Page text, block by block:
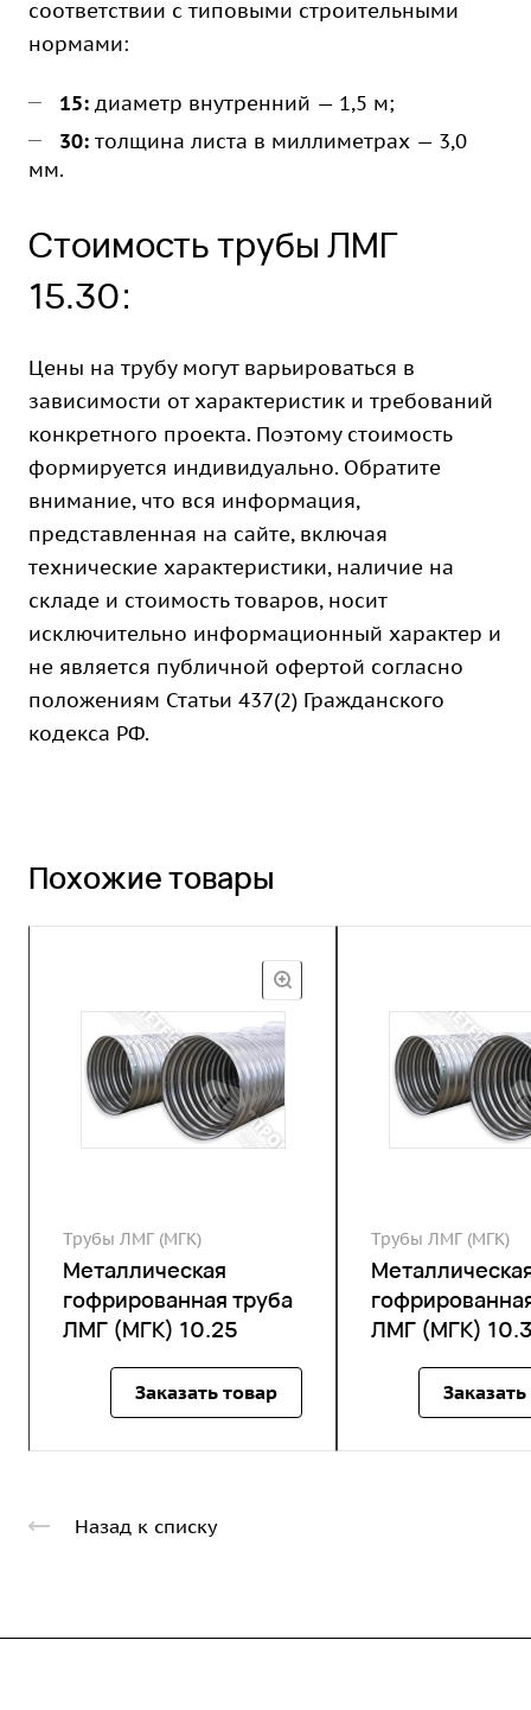
соответствии с типовыми строительными
нормами:
15: диаметр внутренний — 1,5 м;
30: толщина листа в миллиметрах — 3,0
мм.
Стоимость трубы ЛМГ
15.30:
Цены на трубу могут варьироваться в
зависимости от характеристик и требований
конкретного проекта. Поэтому стоимость
формируется индивидуально. Обратите
внимание, что вся информация,
представленная на сайте, включая
технические характеристики, наличие на
складе и стоимость товаров, носит
исключительно информационный характер и
не является публичной офертой согласно
положениям Статьи 437(2) Гражданского
кодекса РФ.
Похожие товары
Трубы ЛМГ (МГК)
Металлическая
гофрированная труба
ЛМГ (МГК) 10.25
Заказать товар
Трубы ЛМГ (МГК)
ЛМГ (МГК)
Назад к списку